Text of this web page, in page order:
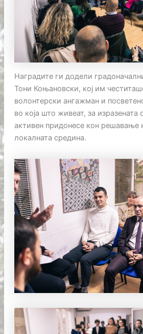
Наградите ги додели
Тони Коњановски, кој им
волонтерски ангажман и
во која што живеат, за изразената
активен придонесе кон решавање
локалната средина.